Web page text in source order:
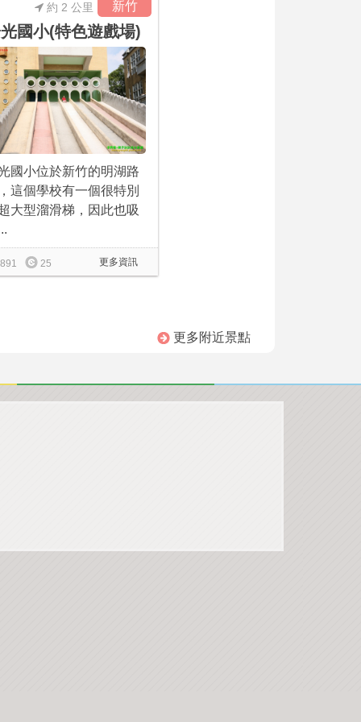
新竹
約 2 公里
國小(特色遊戲場)
國小位於新竹的明湖路
這個學校有一個很特別
大型溜滑梯，因此也吸
更多資訊
891 25
更多附近景點